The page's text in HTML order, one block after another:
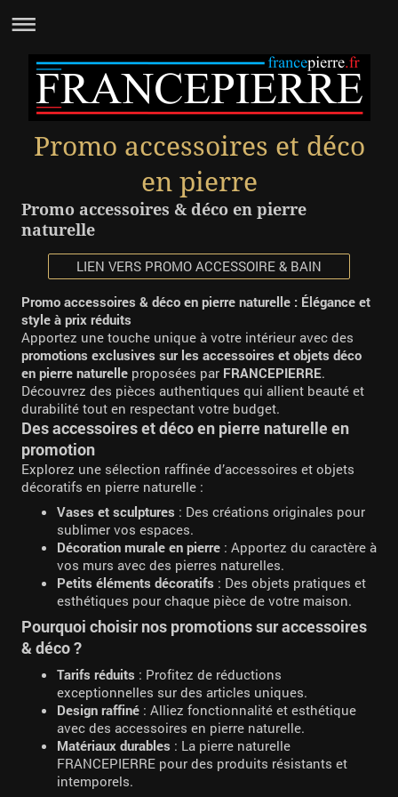
Promo accessoires et déco
en pierre
Promo accessoires & déco en pierre
naturelle
LIEN VERS PROMO ACCESSOIRE & BAIN
Promo accessoires & déco en pierre naturelle : Élégance et
style à prix réduits
Apportez une touche unique à votre intérieur avec des
promotions exclusives sur les accessoires et objets déco
en pierre naturelle proposées par FRANCEPIERRE.
Découvrez des pièces authentiques qui allient beauté et
durabilité tout en respectant votre budget.
Des accessoires et déco en pierre naturelle en
promotion
Explorez une sélection raffinée d’accessoires et objets
décoratifs en pierre naturelle :
Vases et sculptures : Des créations originales pour
sublimer vos espaces.
Décoration murale en pierre : Apportez du caractère à
vos murs avec des pierres naturelles.
Petits éléments décoratifs : Des objets pratiques et
esthétiques pour chaque pièce de votre maison.
Pourquoi choisir nos promotions sur accessoires
& déco ?
Tarifs réduits : Profitez de réductions
exceptionnelles sur des articles uniques.
Design raffiné : Alliez fonctionnalité et esthétique
avec des accessoires en pierre naturelle.
Matériaux durables : La pierre naturelle
FRANCEPIERRE pour des produits résistants et
intemporels.